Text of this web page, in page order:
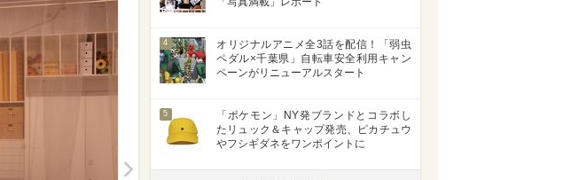
>
4
オリジナルアニメ全3話を配信！「弱虫
ペダル×千葉県」自転車安全利用キャン
ペーンがリニューアルスタート
5
「ポケモン」NY発ブランドとコラボし
たリュック＆キャップ発売、ピカチュウ
やフシギダネをワンポイントに